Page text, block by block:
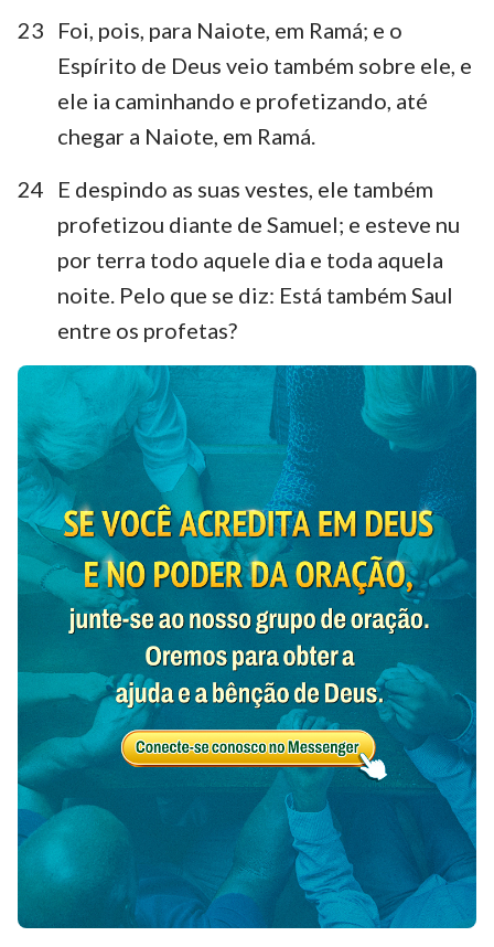
23
Foi, pois, para Naiote, em Ramá; e o
Espírito de Deus veio também sobre ele, e
ele ia caminhando e profetizando, até
chegar a Naiote, em Ramá.
24
E despindo as suas vestes, ele também
profetizou diante de Samuel; e esteve nu
por terra todo aquele dia e toda aquela
noite. Pelo que se diz: Está também Saul
entre os profetas?